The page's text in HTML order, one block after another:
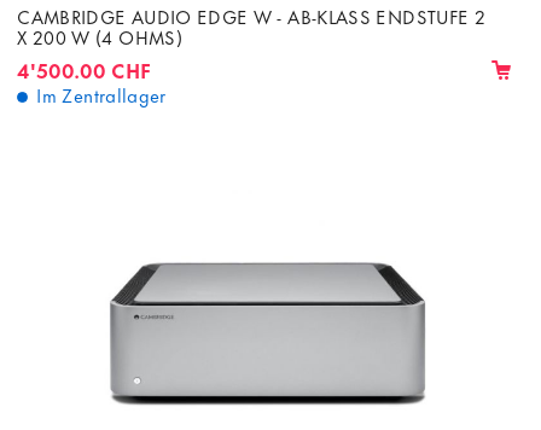
CAMBRIDGE AUDIO EDGE W - AB-KLASS ENDSTUFE 2
X 200 W (4 OHMS)
4'500.00 CHF
Im Zentrallager